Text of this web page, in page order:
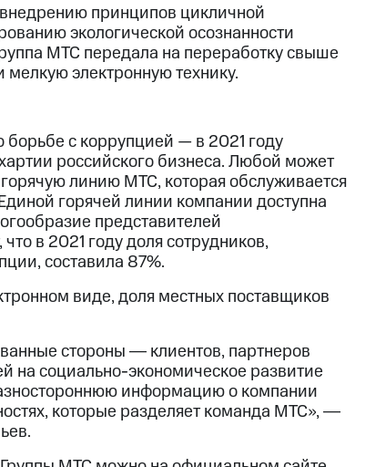
принципов цикличной
экологической осознанности
МТС передала на переработку свыше
мелкую электронную технику.
с коррупцией — в 2021 году
российского бизнеса. Любой может
линию МТС, которая обслуживается
горячей линии компании доступна
представителей
в 2021 году доля сотрудников,
составила 87%.
виде, доля местных поставщиков
стороны ― клиентов, партнеров
на социально-экономическое развитие
информацию о компании
которые разделяет команда МТС», ―